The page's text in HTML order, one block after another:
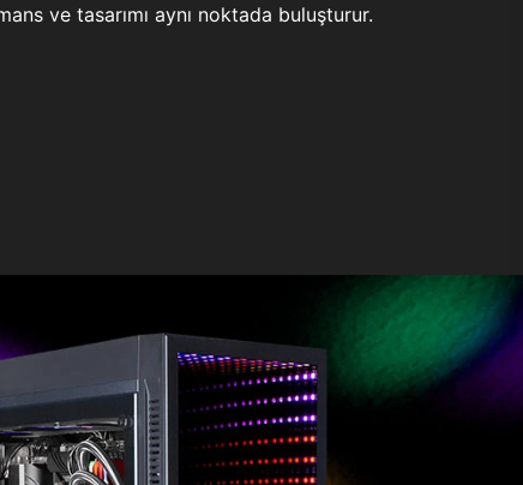
ve tasarımı aynı noktada buluşturur.